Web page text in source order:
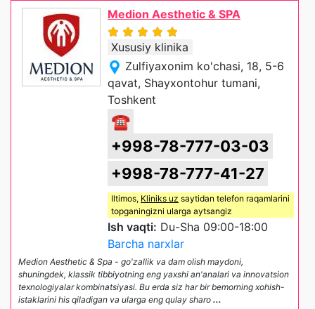
Medion Aesthetic & SPA
Xususiy klinika
Zulfiyaxonim ko'chasi, 18, 5-6
qavat, Shayxontohur tumani,
Toshkent
☎
+998-78-777-03-03
+998-78-777-41-27
Iltimos, Kliniks uz saytidan telefon raqamlarini
topganingizni ularga aytsangiz
Ish vaqti: Du-Sha 09:00-18:00
Barcha narxlar
Medion Aesthetic & Spa - go'zallik va dam olish maydoni,
shuningdek, klassik tibbiyotning eng yaxshi an'analari va innovatsion
texnologiyalar kombinatsiyasi. Bu erda siz har bir bemorning xohish-
istaklarini his qiladigan va ularga eng qulay sharo ...